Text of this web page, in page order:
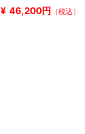
¥ 46,200円 （税込）